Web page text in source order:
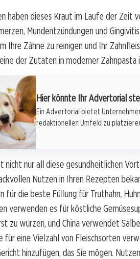
haben dieses Kraut im Laufe der Zeit
Mundentzündungen und
Ihre Zähne zu reinigen und Ihr
der Zutaten in moderner Zahnpasta
Hier könnte Ihr Advertorial
Ein Advertorial bietet
redaktionellen Umfeld zu
nicht nur all diese gesundheitlichen
Nutzen in Ihren Rezepten
für die beste Füllung für Truthahn,
verwenden es für köstliche
zu würzen, und China verwendet
für eine Vielzahl von Fleischsorten
hinzufügen, das Sie mögen.